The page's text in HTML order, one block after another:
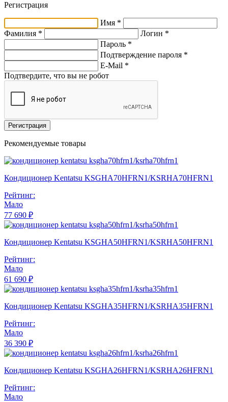
Регистрация
Имя *
Фамилия *
Логин *
Пароль *
Подтверждение пароля *
E-Mail *
Подтвердите, что вы не робот
Регистрация
Рекомендуемые товары
Кондиционер Kentatsu KSGHA70HFRN1/KSRHA70HFRN1
Рейтинг:
Мало
77 690 ₽
Кондиционер Kentatsu KSGHA50HFRN1/KSRHA50HFRN1
Рейтинг:
Мало
61 690 ₽
Кондиционер Kentatsu KSGHA35HFRN1/KSRHA35HFRN1
Рейтинг:
Мало
36 390 ₽
Кондиционер Kentatsu KSGHA26HFRN1/KSRHA26HFRN1
Рейтинг:
Мало